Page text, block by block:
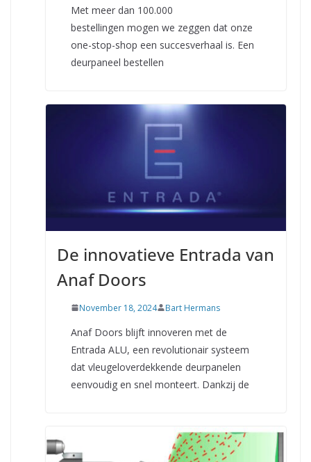
Met meer dan 100.000
bestellingen mogen we zeggen dat onze
one-stop-shop een succesverhaal is. Een
deurpaneel bestellen
De innovatieve Entrada van
Anaf Doors
November 18, 2024 Bart Hermans
Anaf Doors blijft innoveren met de
Entrada ALU, een revolutionair systeem
dat vleugeloverdekkende deurpanelen
eenvoudig en snel monteert. Dankzij de